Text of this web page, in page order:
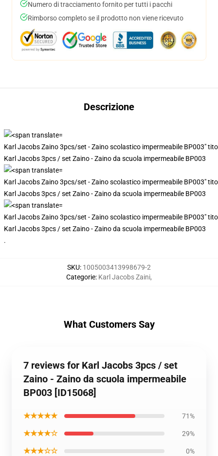
Numero di tracciamento fornito per tutti i pacchi
Rimborso completo se il prodotto non viene ricevuto
Descrizione
Karl Jacobs Zaino 3pcs/set - Zaino scolastico impermeabile BP003"
Karl Jacobs 3pcs / set Zaino - Zaino da scuola impermeabile BP003
Karl Jacobs Zaino 3pcs/set - Zaino scolastico impermeabile BP003"
Karl Jacobs 3pcs / set Zaino - Zaino da scuola impermeabile BP003
Karl Jacobs Zaino 3pcs/set - Zaino scolastico impermeabile BP003"
Karl Jacobs 3pcs / set Zaino - Zaino da scuola impermeabile BP003
.
SKU: 1005003413998679-2
Categorie: Karl Jacobs Zaini,
What Customers Say
7 reviews for Karl Jacobs 3pcs / set
Zaino - Zaino da scuola impermeabile
BP003 [ID15068]
★★★★★ 71%
★★★★☆ 29%
★★★☆☆ 0%